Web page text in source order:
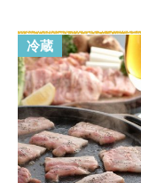
冷蔵